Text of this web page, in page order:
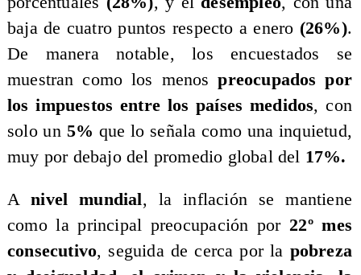
baja de cuatro puntos respecto a enero (26%).
De manera notable, los encuestados se
muestran como los menospreocupados por
los impuestos entre los países medidos, con
solo un 5% que lo señala como una inquietud,
muy por debajo del promedio global del 17%.
​Anivel mundial, la inflación se mantiene
como la principal preocupación por 22º mes
consecutivo, seguida de cerca por la pobreza